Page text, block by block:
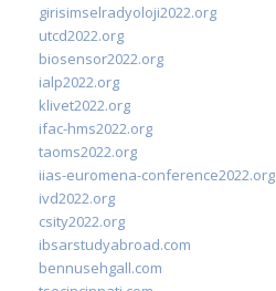
girisimselradyoloji2022.org
utcd2022.org
biosensor2022.org
ialp2022.org
klivet2022.org
ifac-hms2022.org
taoms2022.org
iias-euromena-conference2022.org
ivd2022.org
csity2022.org
ibsarstudyabroad.com
bennusehgall.com